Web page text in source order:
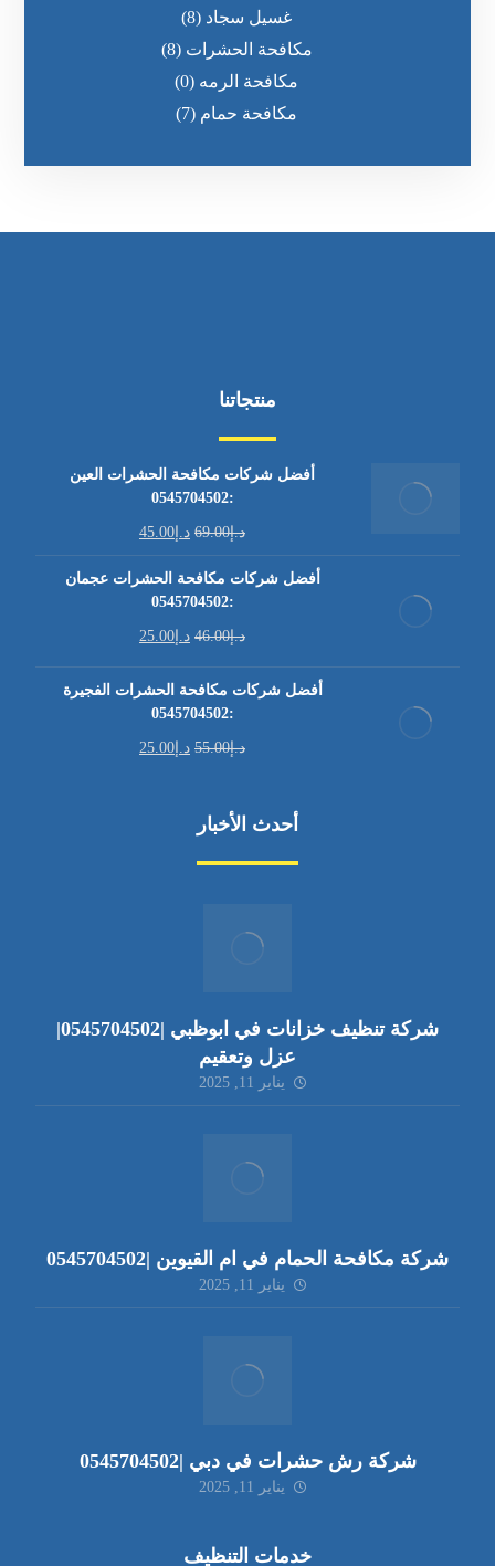
غسيل سجاد (8)
مكافحة الحشرات (8)
مكافحة الرمه (0)
مكافحة حمام (7)
منتجاتنا
أفضل شركات مكافحة الحشرات العين
:0545704502
د.إ69.00 د.إ 45.00
أفضل شركات مكافحة الحشرات عجمان
:0545704502
د.إ46.00 د.إ 25.00
أفضل شركات مكافحة الحشرات الفجيرة
:0545704502
د.إ55.00 د.إ 25.00
أحدث الأخبار
شركة تنظيف خزانات في ابوظبي |0545704502|
عزل وتعقيم
يناير 11, 2025
شركة مكافحة الحمام في ام القيوين |0545704502
يناير 11, 2025
شركة رش حشرات في دبي |0545704502
يناير 11, 2025
خدمات التنظيف